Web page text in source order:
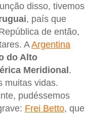
disso, tivemos
, país que
de então,
AArgentina
do Alto
Meridional.
muitas vidas.
pudéssemos
Frei Betto, que